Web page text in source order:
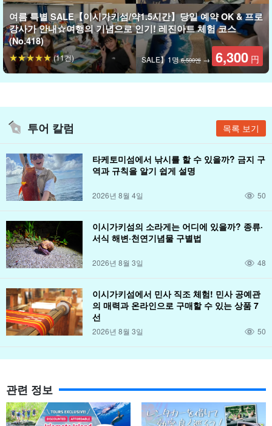
여름 특별 SALE【이시가키섬/약1.5시간】당일 예약 OK & 프로
강사가 안내☆여행의 기념으로 인기! 레진아트 체험 코스
(No.418)
SALE】1명6,500엔 → 6,300 円
(11건)
투어 칼럼 목록 보기
타케토미섬에서 낚시를 할 수 있을까? 금지 구
역과 규칙을 알기 쉽게 설명
2026년 8월 4일 50
이시가키섬의 소라게는 어디에 있을까? 종류·
서식 해변·천연기념물 구별법
2026년 8월 3일 48
이시가키섬에서 민사 직조 체험! 민사 공예관
의 매력과 온라인으로 구매할 수 있는 상품 7
선
2026년 8월 3일 50
관련 정보